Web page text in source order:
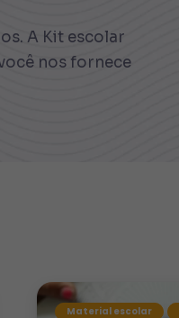
A Kit escolar
nos fornece
Material escolar